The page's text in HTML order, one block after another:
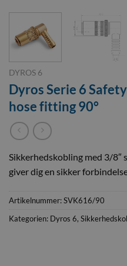
DYROS 6
Dyros Serie 6
hose fitting 90°
Sikkerhedskobling med 3/8″
giver dig en sikker
Artikelnummer:SVK616/90
Kategorien: Dyros 6,